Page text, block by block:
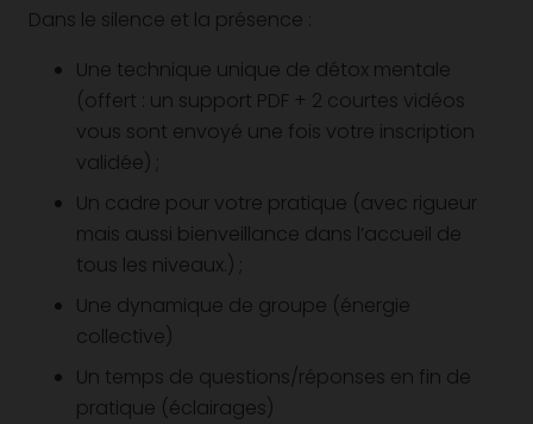
Dans le silence et la présence :
Une technique unique de détox mentale
(offert : un support PDF + 2 courtes vidéos
vous sont envoyé une fois votre inscription
validée) ;
Un cadre pour votre pratique (avec rigueur
mais aussi bienveillance dans l’accueil de
tous les niveaux.) ;
Une dynamique de groupe (énergie
collective)
Un temps de questions/réponses en fin de
pratique (éclairages)